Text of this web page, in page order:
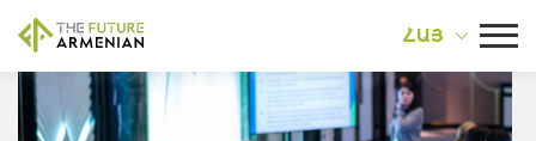
ՀԱՅ